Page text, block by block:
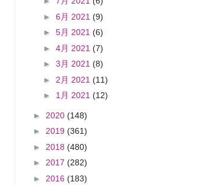
► 6月 2021 (9)
► 5月 2021 (6)
► 4月 2021 (7)
► 3月 2021 (8)
► 2月 2021 (11)
► 1月 2021 (12)
► 2020 (148)
► 2019 (361)
► 2018 (480)
► 2017 (282)
► 2016 (183)